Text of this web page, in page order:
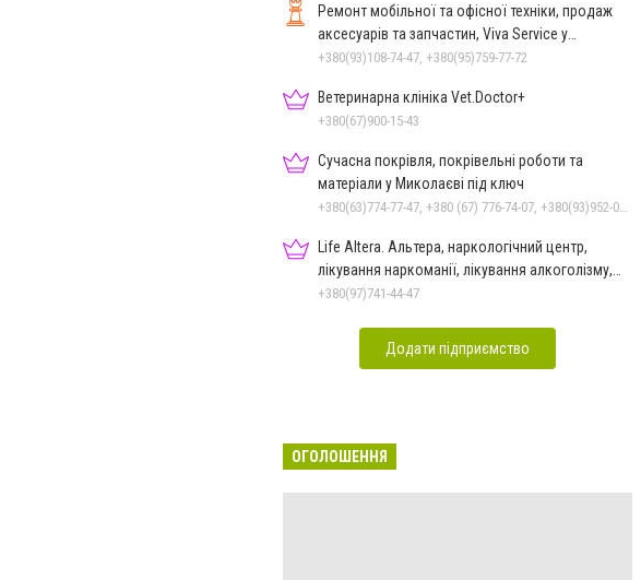
Ремонт мобільної та офісної техніки, продаж
аксесуарів та запчастин, Viva Service у
Миколаєві
+380(93)108-74-47, +380(95)759-77-72
Ветеринарна клініка Vet.Doctor+
+380(67)900-15-43
Сучасна покрівля, покрівельні роботи та
матеріали у Миколаєві під ключ
Life Altera. Альтера, наркологічний центр,
лікування наркоманії, лікування алкоголізму,
зняття ломки
+380(97)741-44-47
Додати підприємство
ОГОЛОШЕННЯ